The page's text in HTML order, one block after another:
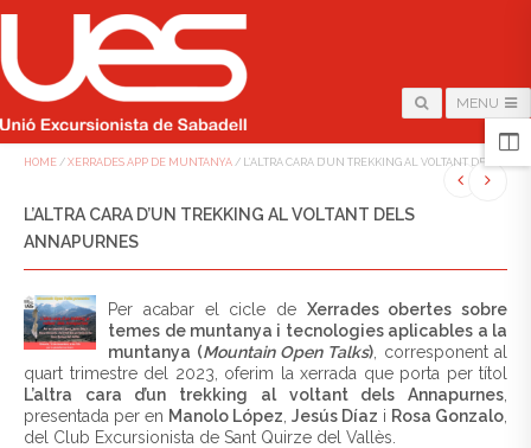
MENU
HOME / XERRADES APP DE MUNTANYA / L’ALTRA CARA D’UN TREKKING AL VOLTANT DELS
L’ALTRA CARA D’UN TREKKING AL VOLTANT DELS
ANNAPURNES
Per acabar el cicle de Xerrades obertes sobre
temes de muntanya i tecnologies aplicables a la
muntanya (Mountain Open Talks) , corresponent al
quart trimestre del 2023, oferim la xerrada que porta per títol
L’altra cara d’un trekking al voltant dels Annapurnes
presentada per en Manolo López Jesús Díaz i Rosa Gonzalo
del Club Excursionista de Sant Quirze del Vallès.